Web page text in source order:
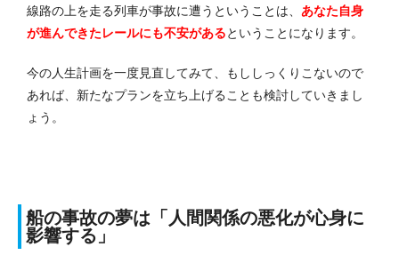
線路の上を走る列車が事故に遭うということは、 あなた自身
が進んできたレールにも不安があるということになります。
今の人生計画を一度見直してみて、もししっくりこないので
あれば、新たなプランを立ち上げることも検討していきまし
ょう。
船の事故の夢は「人間関係の悪化が心身に
影響する」